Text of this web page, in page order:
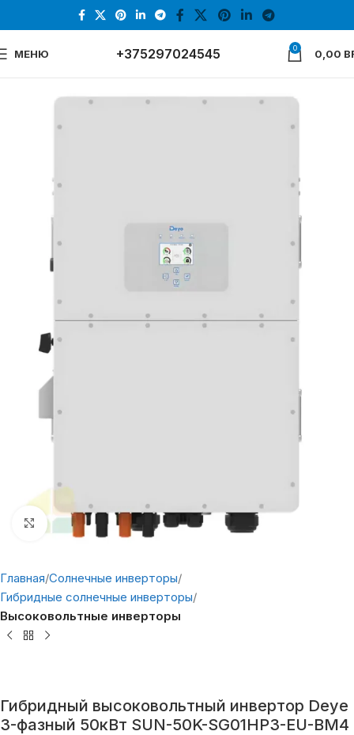
МЕНЮ +375297024545 0 0,00
Нажмите, чтобы увеличить
Главная Солнечные инверторы
Гибридные солнечные инверторы
Высоковольтные инверторы
Гибридный высоковольтный инвертор Deye
3-фазный 50кВт SUN-50K-SG01HP3-EU-BM4